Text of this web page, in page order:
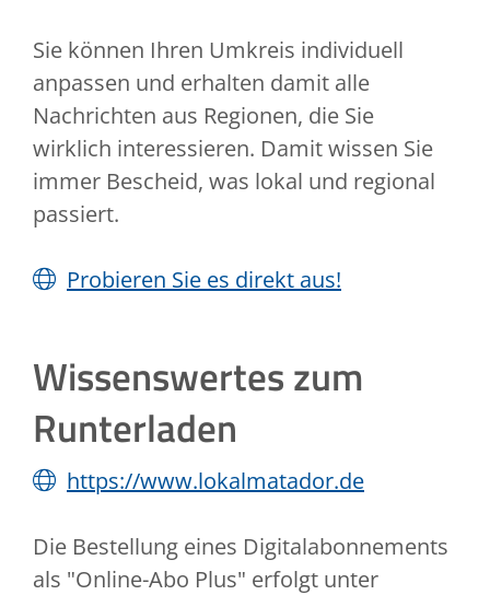
Sie können Ihren Umkreis individuell
anpassen und erhalten damit alle
Nachrichten aus Regionen, die Sie
wirklich interessieren. Damit wissen Sie
immer Bescheid, was lokal und regional
passiert.
Probieren Sie es direkt aus!
Wissenswertes zum
Runterladen
https://www.lokalmatador.de
Die Bestellung eines Digitalabonnements
als "Online-Abo Plus" erfolgt unter